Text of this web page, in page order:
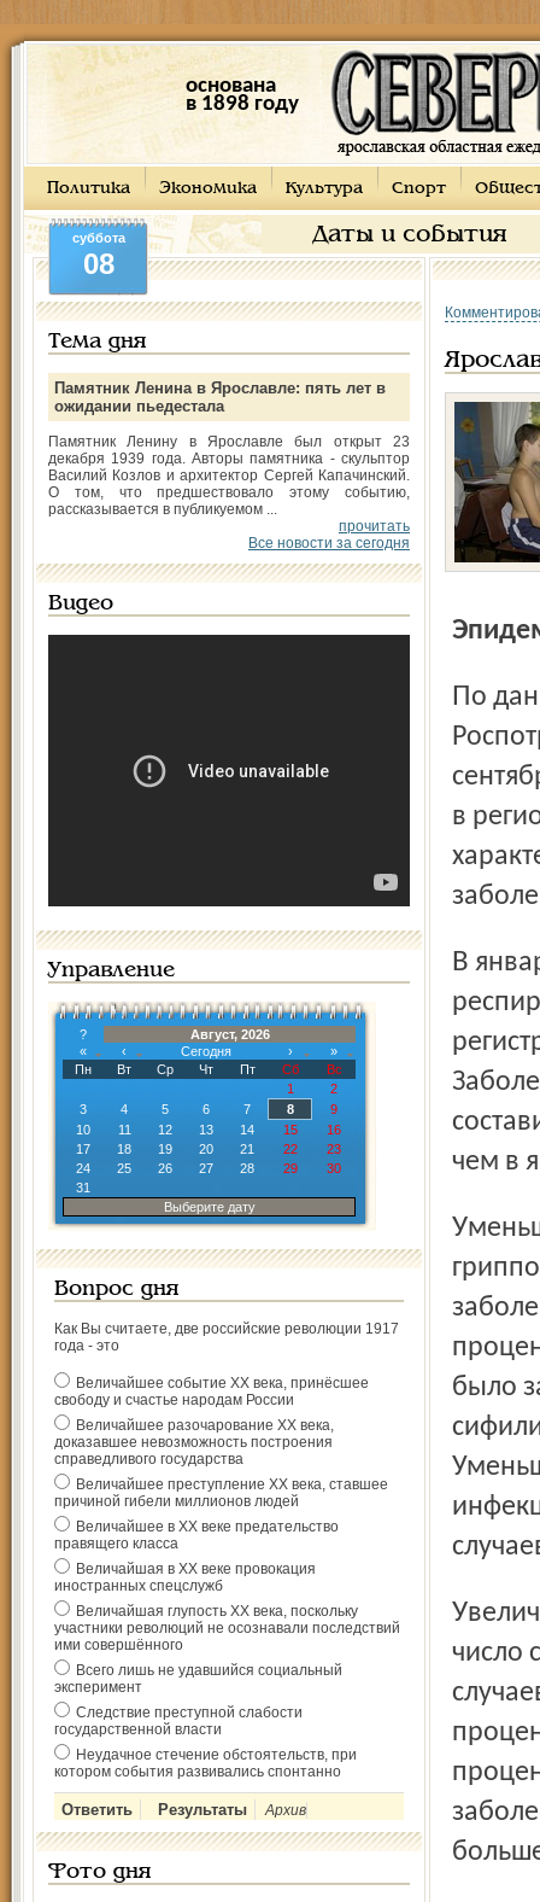
основана
в 1898 году
Политика Экономика Культура Спорт
Даты и события
суббота
08
Тема дня
Памятник Ленина в Ярославле: пять лет в
ожидании пьедестала
Памятник Ленину в Ярославле был открыт 23
декабря 1939 года. Авторы памятника - скульптор
Василий Козлов и архитектор Сергей Капачинский.
О том, что предшествовало этому событию,
рассказывается в публикуемом ...
прочитать
Все новости за сегодня
Видео
Управление
?
Август, 2026
«
‹ Сегодня ›
»
Пн
Вт Ср Чт Пт Сб
Вс
1
2
3
4 5 6 7 8
9
10
11 12 13 14 15
16
17
18 19 20 21 22
23
24
25 26 27 28 29
30
31
Выберите дату
Вопрос дня
Как Вы считаете, две российские революции 1917
года - это
Величайшее событие ХХ века, принёсшее
свободу и счастье народам России
Величайшее разочарование ХХ века,
доказавшее невозможность построения
справедливого государства
Величайшее преступление ХХ века, ставшее
причиной гибели миллионов людей
Величайшее в ХХ веке предательство
правящего класса
Величайшая в ХХ веке провокация
иностранных спецслужб
Величайшая глупость ХХ века, поскольку
участники революций не осознавали последствий
ими совершённого
Всего лишь не удавшийся социальный
эксперимент
Следствие преступной слабости
государственной власти
Неудачное стечение обстоятельств, при
котором события развивались спонтанно
Архив
Фото дня
По данным территориального управления
в
В январе – сентябре 2012 г. по-прежнему преобладали
чем в
Уменьшилось в 14 раз число случаев заболеваний
было
Увеличилось по сравнению с январём – сентябрём 2011 г.
число